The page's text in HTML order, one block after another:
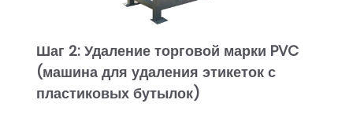
Шаг 2: Удаление торговой марки PVC
(машина для удаления этикеток с
пластиковых бутылок)